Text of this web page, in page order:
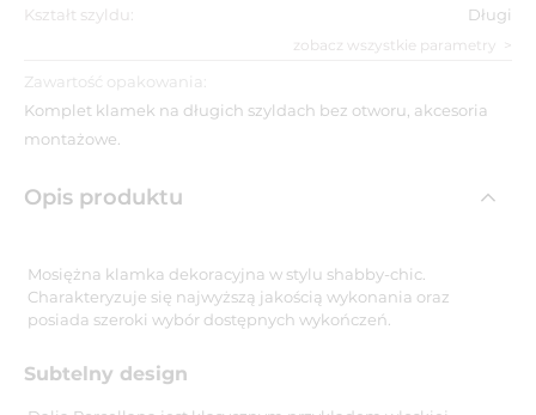
Kształt szyldu:
Długi
zobacz wszystkie parametry
Zawartość opakowania:
Komplet klamek na długich szyldach bez otworu, akcesoria
montażowe.
Opis produktu
Mosiężna klamka dekoracyjna w stylu shabby-chic.
Charakteryzuje się najwyższą jakością wykonania oraz
posiada szeroki wybór dostępnych wykończeń.
Subtelny design